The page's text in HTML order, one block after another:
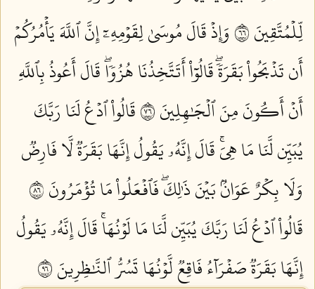
لِّلۡمُتَّقِينَ ٦٦
وَإِذۡ قَالَ مُوسَىٰ لِقَوۡمِهِۦٓ إِنَّ ٱللَّهَ يَأۡمُرُكُمۡ
أَن تَذۡبَحُواْ بَقَرَةٗۖ قَالُوٓاْ أَتَتَّخِذُنَا هُزُوٗاۖ قَالَ أَعُوذُ بِٱللَّهِ
أَنۡ أَكُونَ مِنَ ٱلۡجَٰهِلِينَ ٦٧
قَالُواْ ٱدۡعُ لَنَا رَبَّكَ
يُبَيِّن لَّنَا مَا هِيَۚ قَالَ إِنَّهُۥ يَقُولُ إِنَّهَا بَقَرَةٞ لَّا فَارِضٞ
وَلَا بِكۡرٌ عَوَانُۢ بَيۡنَ ذَٰلِكَۖ فَٱفۡعَلُواْ مَا تُؤۡمَرُونَ ٦٨
قَالُواْ ٱدۡعُ لَنَا رَبَّكَ يُبَيِّن لَّنَا مَا لَوۡنُهَاۚ قَالَ إِنَّهُۥ يَقُولُ
إِنَّهَا بَقَرَةٞ صَفۡرَآءُ فَاقِعٞ لَّوۡنُهَا تَسُرُّ ٱلنَّٰظِرِينَ ٦٩